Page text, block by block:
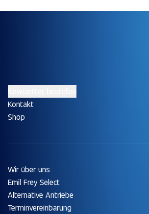
Kontakt
Shop
Wir über uns
Emil Frey Select
Alternative Antriebe
Terminvereinbarung